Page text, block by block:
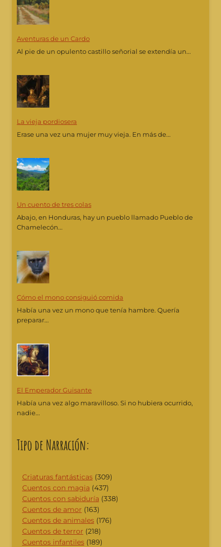
Aventuras de un Cardo
Al pie de un opulento castillo señorial se extendía un...
La vieja pordiosera
Erase una vez una mujer muy vieja. En más de...
Un cuento de tres colas
Abajo, en Honduras, hay un pueblo llamado Pueblo de
Chamelecón...
Cómo el mono consiguió comida
Había una vez un mono que tenía hambre. Quería
preparar...
El Emperador Guisante
Había una vez algo maravilloso. Si no hubiera ocurrido,
nadie...
Tipo de Narración:
Criaturas fantásticas(309)
Cuentos con magia (437)
Cuentos con sabiduría (338)
Cuentos de amor (163)
Cuentos de animales(176)
Cuentos de terror (218)
Cuentos infantiles(189)